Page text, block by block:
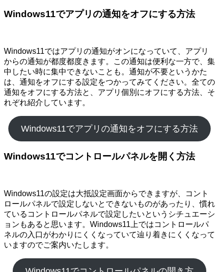
Windows11でアプリの通知をオフにする方法
Windows11ではアプリの通知がオンになっていて、アプリ
からの通知が都度都度きます。この通知は便利な一方で、集
中したい時に集中できないことも。通知が不要というかた
は、通知をオフにする設定をつかってみてください。全ての
通知をオフにする方法と、アプリ個別にオフにする方法、そ
れぞれ紹介しています。
Windows11でアプリの通知をオフにする方法
Windows11でコントロールパネルを開く方法
Windows11の設定は大抵設定画面からできますが、コント
ロールパネルで設定しないとできないものがあったり、慣れ
ているコントロールパネルで設定したいというシチュエーシ
ョンもあると思います。Windows11上ではコントロールパ
ネルの入口がわかりにくくなっていて辿り着きにくくなって
いますのでご案内いたします。